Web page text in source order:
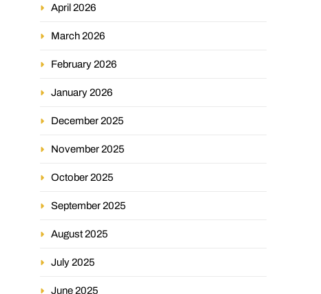
April 2026
March 2026
February 2026
January 2026
December 2025
November 2025
October 2025
September 2025
August 2025
July 2025
June 2025